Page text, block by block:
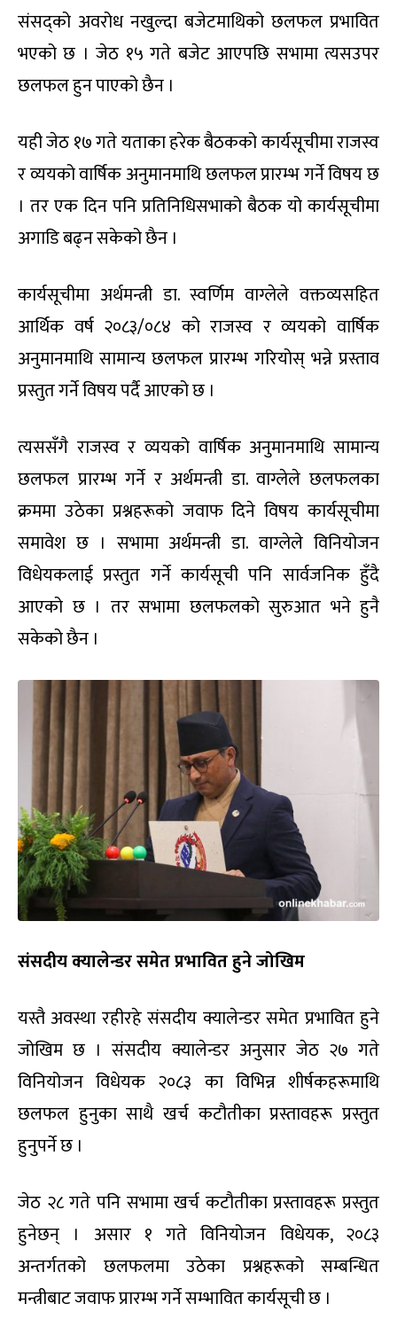
संसद्को अवरोध नखुल्दा बजेटमाथिको छलफल प्रभावित
भएको छ । जेठ १५ गते बजेट आएपछि सभामा त्यसउपर
छलफल हुन पाएको छैन ।
यही जेठ १७ गते यताका हरेक बैठकको कार्यसूचीमा राजस्व
र व्ययको वार्षिक अनुमानमाथि छलफल प्रारम्भ गर्ने विषय छ
। तर एक दिन पनि प्रतिनिधिसभाको बैठक यो कार्यसूचीमा
अगाडि बढ्न सकेको छैन ।
कार्यसूचीमा अर्थमन्त्री डा. स्वर्णिम वाग्लेले वक्तव्यसहित
आर्थिक वर्ष २०८३/०८४ को राजस्व र व्ययको वार्षिक
अनुमानमाथि सामान्य छलफल प्रारम्भ गरियोस् भन्ने प्रस्ताव
प्रस्तुत गर्ने विषय पर्दै आएको छ ।
त्यससँगै राजस्व र व्ययको वार्षिक अनुमानमाथि सामान्य
छलफल प्रारम्भ गर्ने र अर्थमन्त्री डा. वाग्लेले छलफलका
क्रममा उठेका प्रश्नहरूको जवाफ दिने विषय कार्यसूचीमा
समावेश छ । सभामा अर्थमन्त्री डा. वाग्लेले विनियोजन
विधेयकलाई प्रस्तुत गर्ने कार्यसूची पनि सार्वजनिक हुँदै
आएको छ । तर सभामा छलफलको सुरुआत भने हुनै
सकेको छैन ।
संसदीय क्यालेन्डर समेत प्रभावित हुने जोखिम
यस्तै अवस्था रहीरहे संसदीय क्यालेन्डर समेत प्रभावित हुने
जोखिम छ । संसदीय क्यालेन्डर अनुसार जेठ २७ गते
विनियोजन विधेयक २०८३ का विभिन्न शीर्षकहरूमाथि
छलफल हुनुका साथै खर्च कटौतीका प्रस्तावहरू प्रस्तुत
हुनुपर्ने छ ।
जेठ २८ गते पनि सभामा खर्च कटौतीका प्रस्तावहरू प्रस्तुत
हुनेछन् । असार १ गते विनियोजन विधेयक, २०८३
अन्तर्गतको छलफलमा उठेका प्रश्नहरूको सम्बन्धित
मन्त्रीबाट जवाफ प्रारम्भ गर्ने सम्भावित कार्यसूची छ ।